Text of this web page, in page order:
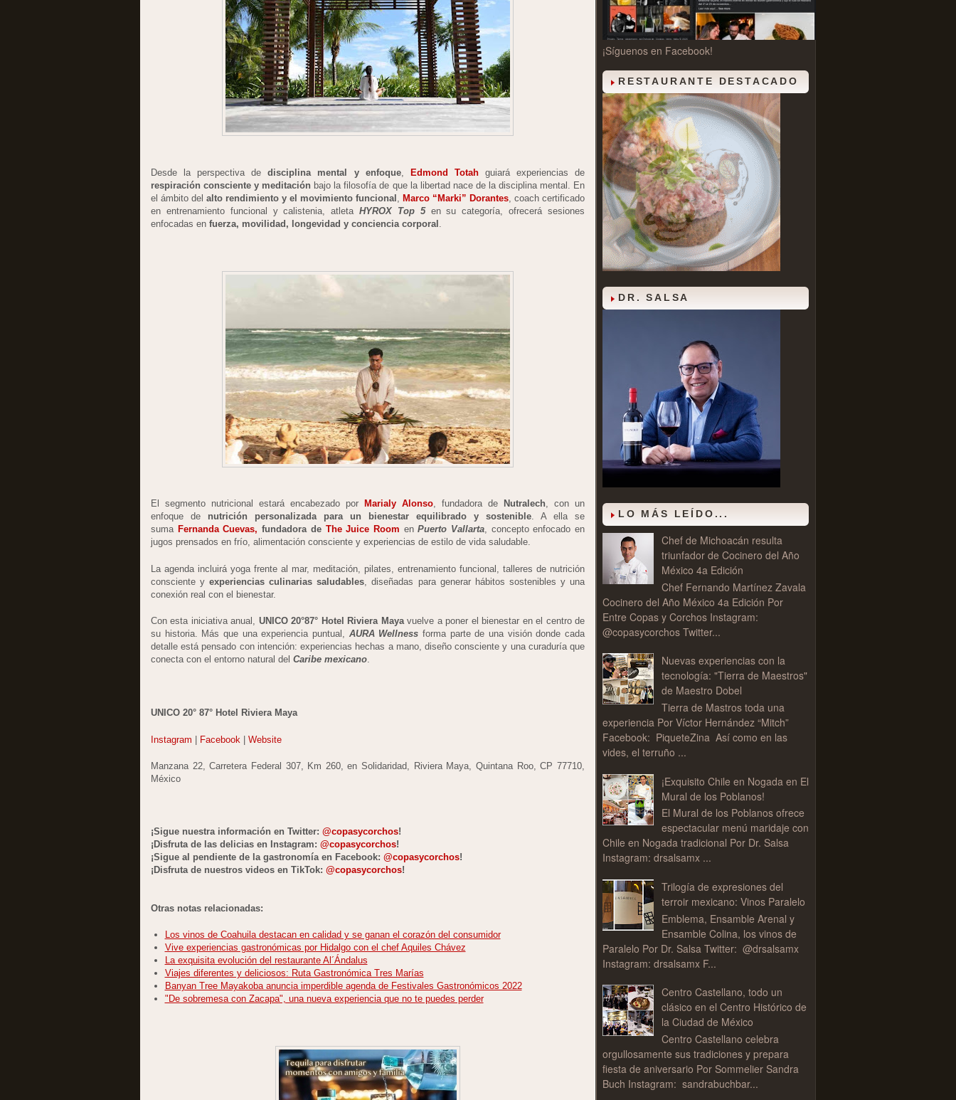
Desde la perspectiva dedisciplina mental y enfoque, Edmond Totahguiará experiencias de
respiración consciente y meditación bajo la filosofía de que la libertad nace de la disciplina mental. En
el ámbito del alto rendimiento y el movimiento funcional Marco “Marki” Dorantes , coach certificado
en entrenamiento funcional y calistenia, atletaHYROX Top 5en su categoría, ofrecerá sesiones
enfocadas en fuerza, movilidad, longevidad y conciencia corporal
El segmento nutricional estará encabezado por Marialy Alonso, fundadora de Nutralech, con un
enfoque de nutrición personalizada para un bienestar equilibrado y sostenible. A ella se
suma Fernanda Cuevas, fundadora de The Juice Room enPuerto Vallarta, concepto enfocado en
jugos prensados en frío, alimentación consciente y experiencias de estilo de vida saludable.
La agenda incluirá yoga frente al mar, meditación, pilates, entrenamiento funcional, talleres de nutrición
consciente yexperiencias culinarias saludables , diseñadas para generar hábitos sostenibles y una
conexión real con el bienestar.
Con esta iniciativa anual, UNICO 20°87° Hotel Riviera Mayavuelve a poner el bienestar en el centro de
su historia. Más que una experiencia puntual, AURA Wellness forma parte de una visión donde cada
detalle está pensado con intención: experiencias hechas a mano, diseño consciente y una curaduría que
conecta con el entorno natural del Caribe mexicano.
UNICO 20° 87° Hotel Riviera Maya
Instagram | Facebook | Website
Manzana 22, Carretera Federal 307, Km 260, en Solidaridad, Riviera Maya, Quintana Roo, CP 77710,
México
¡Sigue nuestra información en Twitter: @copasycorchos!
¡Disfruta de las delicias en Instagram: @copasycorchos!
¡Sigue al pendiente de la gastronomía en Facebook: @copasycorchos!
¡Disfruta de nuestros videos en TikTok: @copasycorchos!
Otras notas relacionadas:
Los vinos de Coahuila destacan en calidad y se ganan el corazón del consumidor
Vive experiencias gastronómicas por Hidalgo con el chef Aquiles Chávez
La exquisita evolución del restaurante Al´Ándalus
Viajes diferentes y deliciosos: Ruta Gastronómica Tres Marías
Banyan Tree Mayakoba anuncia imperdible agenda de Festivales Gastronómicos 2022
"De sobremesa con Zacapa", una nueva experiencia que no te puedes perder
¡Síguenos en Facebook!
RESTAURANTE DESTACADO
DR. SALSA
LO MÁS LEÍDO...
Chef de Michoacán resulta
triunfador de Cocinero del Año
México 4a Edición
Chef Fernando Martínez Zavala
Cocinero del Año México 4a Edición Por
Entre Copas y Corchos Instagram:
@copasycorchos Twitter...
Nuevas experiencias con la
tecnología: "Tierra de Maestros"
de Maestro Dobel
Tierra de Mastros toda una
experiencia Por Víctor Hernández “Mitch”
Facebook: PiqueteZina Así como en las
vides, el terruño ...
¡Exquisito Chile en Nogada en El
Mural de los Poblanos!
El Mural de los Poblanos ofrece
espectacular menú maridaje con
Chile en Nogada tradicional Por Dr. Salsa
Instagram: drsalsamx ...
Trilogía de expresiones del
terroir mexicano: Vinos Paralelo
Emblema, Ensamble Arenal y
Ensamble Colina, los vinos de
Paralelo Por Dr. Salsa Twitter: @drsalsamx
Instagram: drsalsamx F...
Centro Castellano, todo un
clásico en el Centro Histórico de
la Ciudad de México
Centro Castellano celebra
orgullosamente sus tradiciones y prepara
fiesta de aniversario Por Sommelier Sandra
Buch Instagram: sandrabuchbar...